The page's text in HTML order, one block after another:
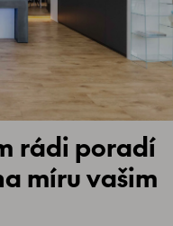
rádi poradí
míru vašim